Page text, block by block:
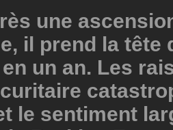
une
il prend la tête
en un an. Les
le sentiment